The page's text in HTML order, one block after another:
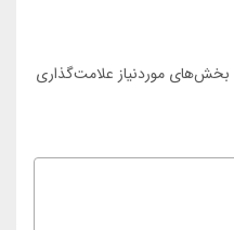
بخش‌های موردنیاز علامت‌گذاری